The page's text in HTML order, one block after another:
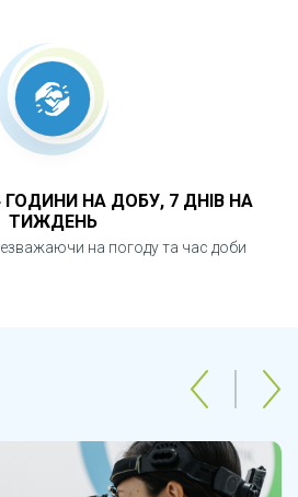
ГОДИНИ НА ДОБУ, 7 ДНІВ НА
ТИЖДЕНЬ
на погоду та час доби